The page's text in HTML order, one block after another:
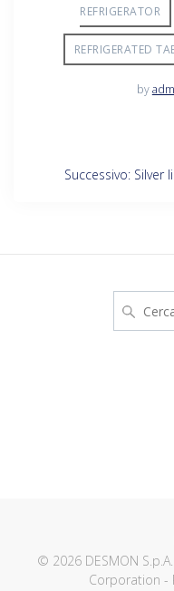
REFRIGERATOR
REFRIGERATED
by
Navigazione
Successivo: Silver
per:
© 2026 DESMON
Corporation -